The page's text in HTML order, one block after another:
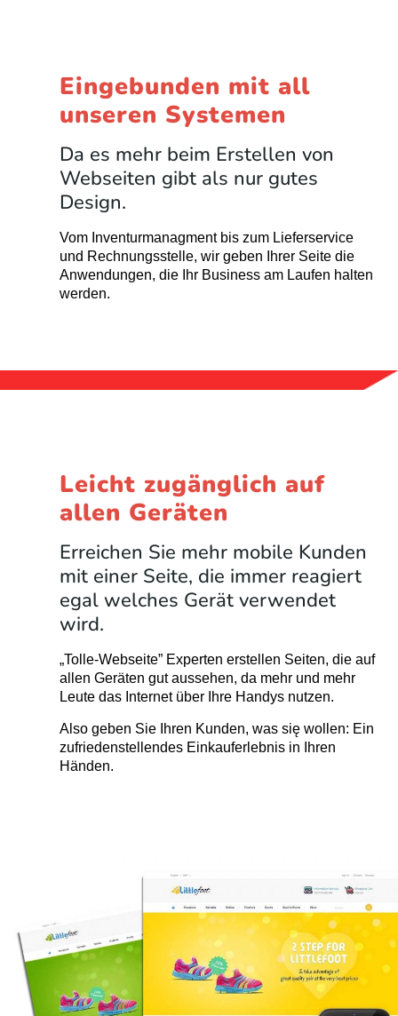
Eingebunden mit all
unseren Systemen
Da es mehr beim Erstellen von
Webseiten gibt als nur gutes
Design.
Vom Inventurmanagment bis zum Lieferservice
und Rechnungsstelle, wir geben Ihrer Seite die
Anwendungen, die Ihr Business am Laufen halten
werden.
Leicht zugänglich auf
allen Geräten
Erreichen Sie mehr mobile Kunden
mit einer Seite, die immer reagiert
egal welches Gerät verwendet
wird.
„Tolle-Webseite” Experten erstellen Seiten, die auf
allen Geräten gut aussehen, da mehr und mehr
Leute das Internet über Ihre Handys nutzen.
Also geben Sie Ihren Kunden, was się wollen: Ein
zufriedenstellendes Einkauferlebnis in Ihren
Händen.